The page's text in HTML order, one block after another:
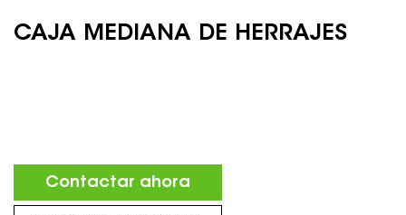
CAJA MEDIANA DE HERRAJES
Contactar ahora